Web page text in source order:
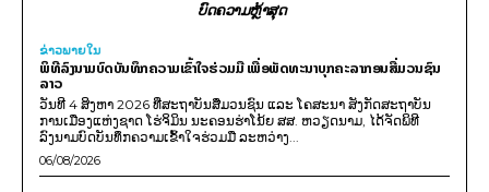
ບົດຄວາມຫຼ້າສຸດ
ຂ່າວພາຍ​ໃນ
ພິທີລົງນາມບົດບັນທຶກຄວາມເຂົ້າໃຈຮ່ວມມື ເພື່ອພັດທະນາບຸກຄະລາກອນສື່ມວນຊົນ
ລາວ
ວັນທີ 4 ສິງຫາ 2026 ທີ່ສະຖາບັນສື່ມວນຊົນ ແລະ ໂຄສະນາ ສັງກັດສະຖາບັນ
ການເມືອງແຫ່ງຊາດ ໂຮ່ຈິມິນ ນະຄອນຮ່າໂນ້ຍ ສສ. ຫວຽດນາມ, ໄດ້ຈັດພິທີ
ລົງນາມບົດບັນທຶກຄວາມເຂົ້າໃຈຮ່ວມມື ລະຫວ່າງ...
06/08/2026